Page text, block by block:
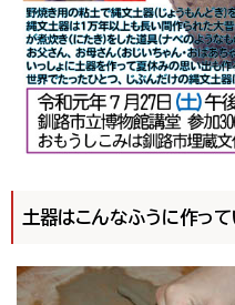
土器はこんなふうに作っ